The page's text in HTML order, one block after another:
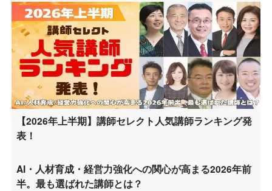
【2026年上半期】講師セレクト人気講師ランキング発
表！
AI・人材育成・経営力強化への関心が高まる2026年前
半。最も選ばれた講師とは？